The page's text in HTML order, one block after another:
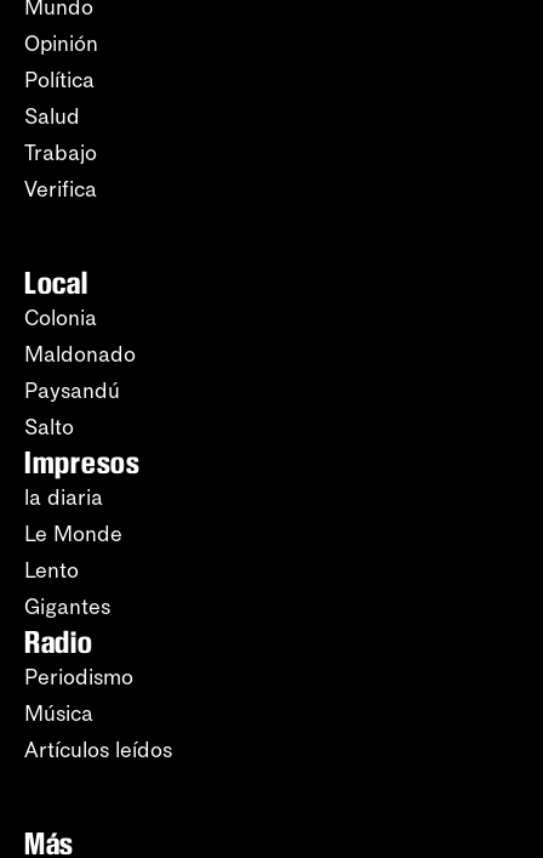
Mundo
Opinión
Política
Salud
Trabajo
Verifica
Local
Colonia
Maldonado
Paysandú
Salto
Impresos
la diaria
Le Monde
Lento
Gigantes
Radio
Periodismo
Música
Artículos leídos
Más